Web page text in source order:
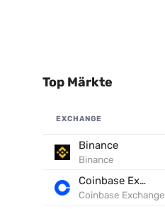
Top Märkte
EXCHANGE
Binance
Binance
Coinbase Exchange
Coinbase Exchange